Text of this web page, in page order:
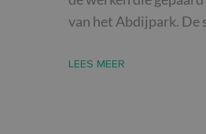
van het Abdijpark. De
LEES MEER